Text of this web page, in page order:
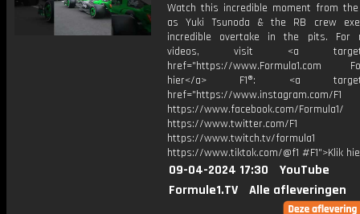
Watch this incredible moment from the
as Yuki Tsunoda & the RB crew
incredible overtake in the pits. For
videos, visit <a
href="https://www.Formula1.com
hier</a> F1®: <a
href="https://www.instagram.com/F1
https://www.facebook.com/Formula1/
https://www.twitter.com/F1
https://www.twitch.tv/formula1
https://www.tiktok.com/@f1 #F1">Klik
09-04-2024 17:30
YouTube
Formule1.TV
Alle afleveringen